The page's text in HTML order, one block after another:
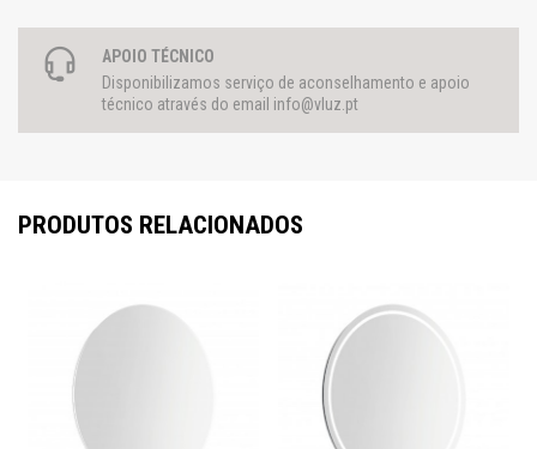
APOIO TÉCNICO
Disponibilizamos serviço de aconselhamento e apoio
técnico através do email info@vluz.pt
PRODUTOS RELACIONADOS